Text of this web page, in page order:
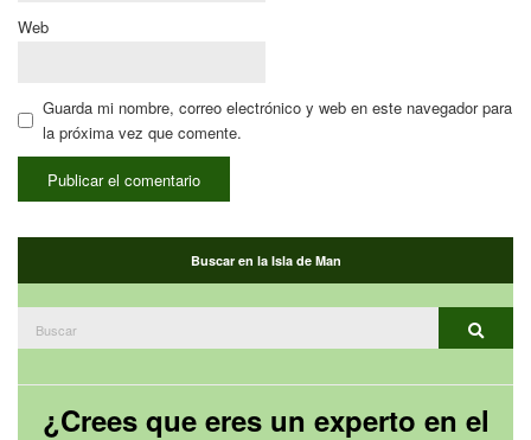
Web
Guarda mi nombre, correo electrónico y web en este navegador para
la próxima vez que comente.
Buscar en la Isla de Man
Buscar
¿Crees que eres un experto en el